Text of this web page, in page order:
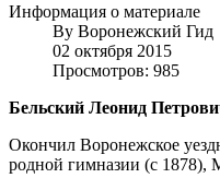
Информация о материале
By Воронежский Гид
02 октября 2015
Просмотров: 985
Бельский Леонид
Окончил Воронежское
родной гимназии (с 1878),